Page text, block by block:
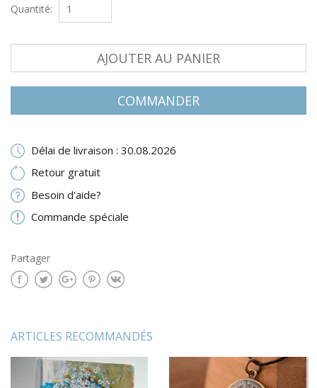
Quantité:
AJOUTER AU PANIER
COMMANDER
Délai de livraison : 30.08.2026
Retour gratuit
Besoin d'aide?
Commande spéciale
Partager
ARTICLES RECOMMANDÉS